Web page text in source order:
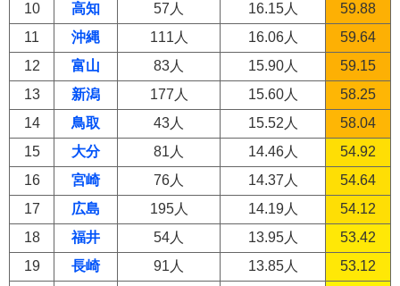
10
高知 57人 16.15人
59.88
11
沖縄 111人 16.06人
59.64
12
富山 83人 15.90人
59.15
13
新潟 177人 15.60人
58.25
14
鳥取 43人 15.52人
58.04
15
大分 81人 14.46人
54.92
16
宮崎 76人 14.37人
54.64
17
広島 195人 14.19人
54.12
18
福井 54人 13.95人
53.42
19
長崎 91人 13.85人 53.12